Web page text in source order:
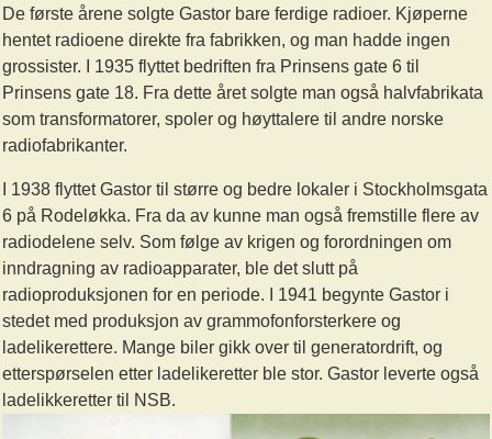
De første årene solgte Gastor bare ferdige radioer. Kjøperne
hentet radioene direkte fra fabrikken, og man hadde ingen
grossister. I 1935 flyttet bedriften fra Prinsens gate 6 til
Prinsens gate 18. Fra dette året solgte man også halvfabrikata
som transformatorer, spoler og høyttalere til andre norske
radiofabrikanter.
I 1938 flyttet Gastor til større og bedre lokaler i Stockholmsgata
6 på Rodeløkka. Fra da av kunne man også fremstille flere av
radiodelene selv. Som følge av krigen og forordningen om
inndragning av radioapparater, ble det slutt på
radioproduksjonen for en periode. I 1941 begynte Gastor i
stedet med produksjon av grammofonforsterkere og
ladelikerettere. Mange biler gikk over til generatordrift, og
etterspørselen etter ladelikeretter ble stor. Gastor leverte også
ladelikkeretter til NSB.